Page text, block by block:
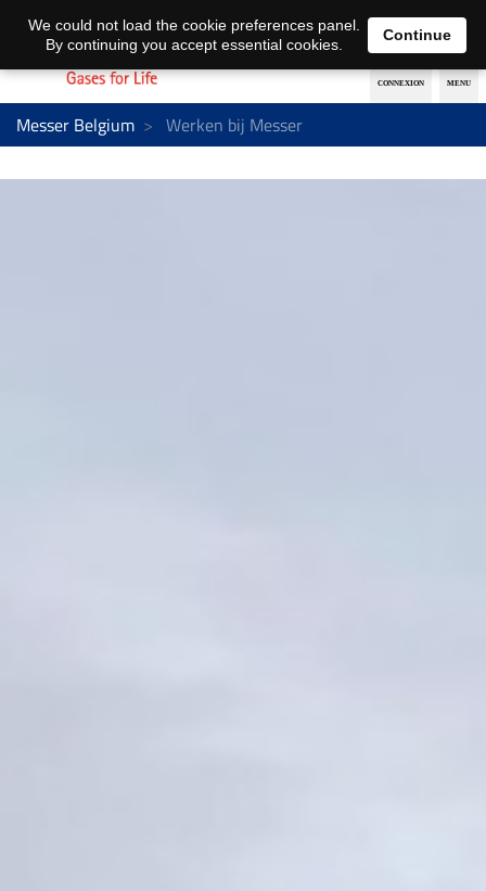
Nederlands français
Messer Belgium Werken bij Messer
We could not load the cookie preferences panel.
By continuing you accept essential cookies.
Continue